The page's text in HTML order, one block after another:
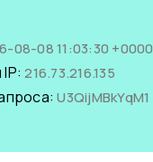
08-08 11:03:30 +0000
IP:216.73.216.135
U3QijMBkYqM1